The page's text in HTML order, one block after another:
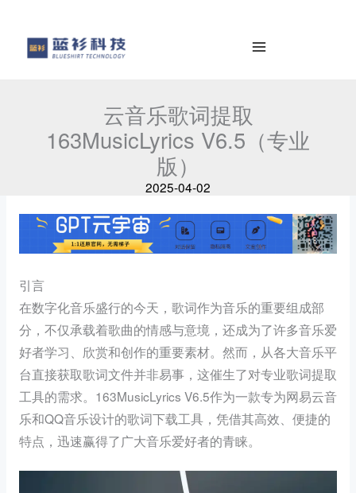
云音乐歌词提取
163MusicLyrics V6.5（专业
版）
2025-04-02
引言
在数字化音乐盛行的今天，歌词作为音乐的重要组成部
分，不仅承载着歌曲的情感与意境，还成为了许多音乐爱
好者学习、欣赏和创作的重要素材。然而，从各大音乐平
台直接获取歌词文件并非易事，这催生了对专业歌词提取
工具的需求。163MusicLyrics V6.5作为一款专为网易云音
乐和QQ音乐设计的歌词下载工具，凭借其高效、便捷的
特点，迅速赢得了广大音乐爱好者的青睐。
h